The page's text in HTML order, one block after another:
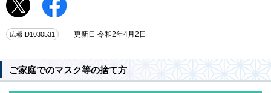
広報ID1030531 更新日 令和2年4月2日
ご家庭でのマスク等の捨て方